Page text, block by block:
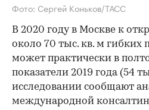
Фото: Сергей Коньков/ТАСС
В 2020 году в Москве к
около 70 тыс. кв. м гибких
может практически в
показатели 2019 года (54
исследовании сообщают
международной